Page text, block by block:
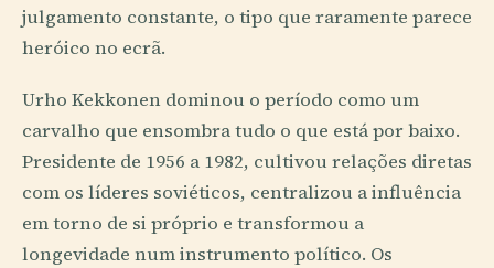
julgamento constante, o tipo que raramente parece
heróico no ecrã.
Urho Kekkonen dominou o período como um
carvalho que ensombra tudo o que está por baixo.
Presidente de 1956 a 1982, cultivou relações diretas
com os líderes soviéticos, centralizou a influência
em torno de si próprio e transformou a
longevidade num instrumento político. Os